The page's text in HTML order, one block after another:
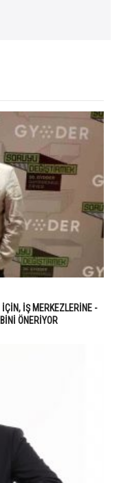
İŞ MERKEZLERİNE -
ÖNERİYOR